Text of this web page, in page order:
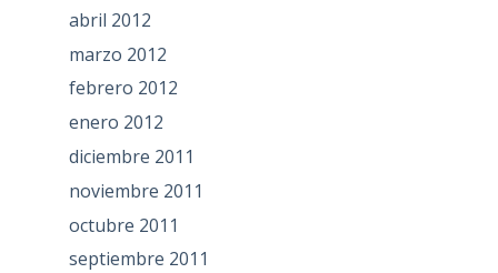
abril 2012
marzo 2012
febrero 2012
enero 2012
diciembre 2011
noviembre 2011
octubre 2011
septiembre 2011